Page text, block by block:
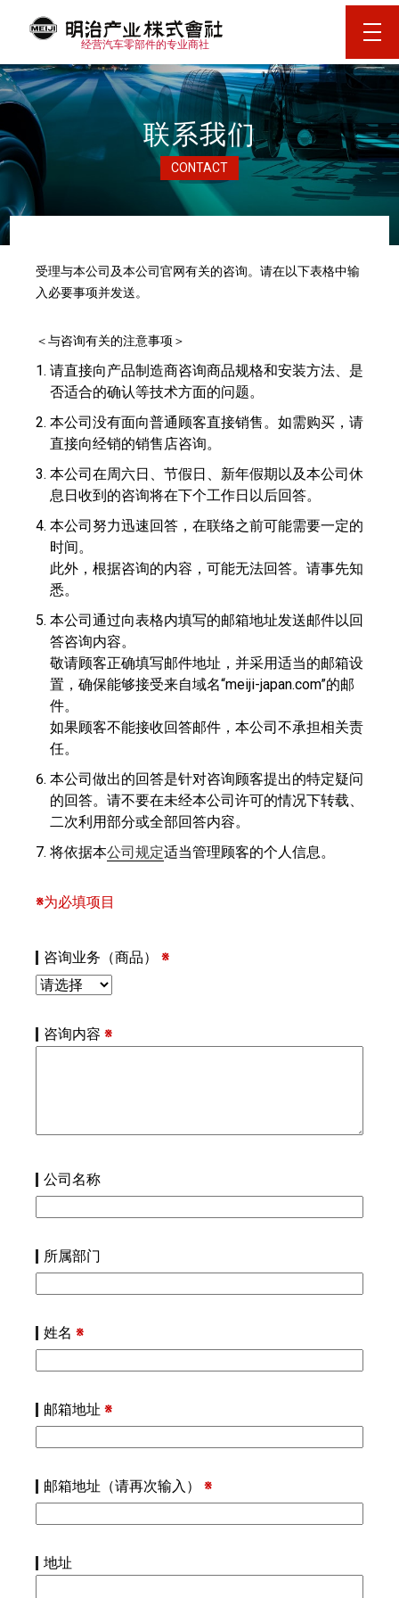
经营汽车零部件的专业商社
%{CHLOADING}%
联系我们
CONTACT
受理与本公司及本公司官网有关的咨询。请在以下表格中输
入必要事项并发送。
＜与咨询有关的注意事项＞
请直接向产品制造商咨询商品规格和安装方法、是
否适合的确认等技术方面的问题。
本公司没有面向普通顾客直接销售。如需购买，请
直接向经销的销售店咨询。
本公司在周六日、节假日、新年假期以及本公司休
息日收到的咨询将在下个工作日以后回答。
本公司努力迅速回答，在联络之前可能需要一定的
时间。
此外，根据咨询的内容，可能无法回答。请事先知
悉。
本公司通过向表格内填写的邮箱地址发送邮件以回
答咨询内容。
敬请顾客正确填写邮件地址，并采用适当的邮箱设
置，确保能够接受来自域名“meiji-japan.com”的邮
件。
如果顾客不能接收回答邮件，本公司不承担相关责
任。
本公司做出的回答是针对咨询顾客提出的特定疑问
的回答。请不要在未经本公司许可的情况下转载、
二次利用部分或全部回答内容。
将依据本公司规定适当管理顾客的个人信息。
※为必填项目
咨询业务（商品） ※
咨询内容 ※
公司名称
所属部门
姓名 ※
邮箱地址 ※
邮箱地址（请再次输入） ※
地址